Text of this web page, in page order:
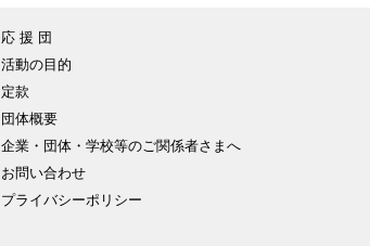
応 援 団
活動の目的
定款
団体概要
企業・団体・学校等のご関係者さまへ
お問い合わせ
プライバシーポリシー